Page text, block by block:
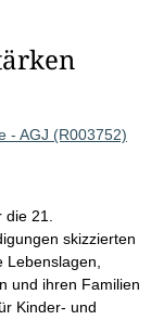
- AGJ (R003752)
21.
skizzierten
und ihren Familien
Kinder- und